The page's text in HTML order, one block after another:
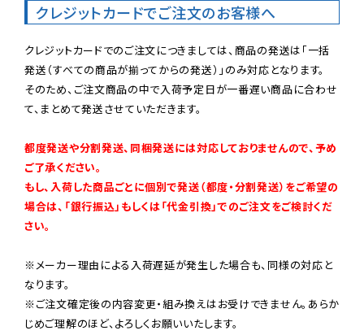
クレジットカードでご注文のお客様へ
クレジットカードでのご注文につきましては、商品の発送は「一括
発送（すべての商品が揃ってからの発送）」のみ対応となります。
そのため、ご注文商品の中で入荷予定日が一番遅い商品に合わせ
て、まとめて発送させていただきます。
都度発送や分割発送、同梱発送には対応しておりませんので、予め
ご了承ください。
もし、入荷した商品ごとに個別で発送（都度・分割発送）をご希望の
場合は、「銀行振込」もしくは「代金引換」でのご注文をご検討くだ
さい。
※メーカー理由による入荷遅延が発生した場合も、同様の対応と
なります。
※ご注文確定後の内容変更・組み換えはお受けできません。あらか
じめご理解のほど、よろしくお願いいたします。